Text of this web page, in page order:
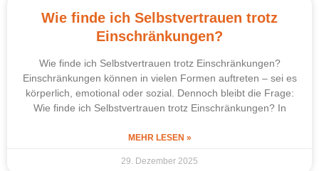
Wie finde ich Selbstvertrauen trotz
Einschränkungen?
Wie finde ich Selbstvertrauen trotz Einschränkungen?
Einschränkungen können in vielen Formen auftreten – sei es
körperlich, emotional oder sozial. Dennoch bleibt die Frage:
Wie finde ich Selbstvertrauen trotz Einschränkungen? In
MEHR LESEN »
29. Dezember 2025